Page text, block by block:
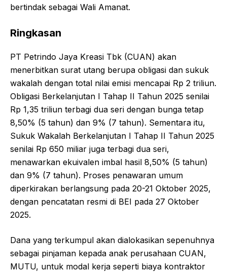
bertindak sebagai Wali Amanat.
Ringkasan
PT Petrindo Jaya Kreasi Tbk (CUAN) akan
menerbitkan surat utang berupa obligasi dan sukuk
wakalah dengan total nilai emisi mencapai Rp 2 triliun.
Obligasi Berkelanjutan I Tahap II Tahun 2025 senilai
Rp 1,35 triliun terbagi dua seri dengan bunga tetap
8,50% (5 tahun) dan 9% (7 tahun). Sementara itu,
Sukuk Wakalah Berkelanjutan I Tahap II Tahun 2025
senilai Rp 650 miliar juga terbagi dua seri,
menawarkan ekuivalen imbal hasil 8,50% (5 tahun)
dan 9% (7 tahun). Proses penawaran umum
diperkirakan berlangsung pada 20-21 Oktober 2025,
dengan pencatatan resmi di BEI pada 27 Oktober
2025.
Dana yang terkumpul akan dialokasikan sepenuhnya
sebagai pinjaman kepada anak perusahaan CUAN,
MUTU, untuk modal kerja seperti biaya kontraktor